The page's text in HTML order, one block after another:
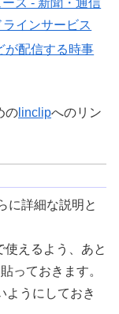
が配信する時事
の linclipへのリン
に詳細な説明と
えるよう、あと
っておきます。
うにしておき